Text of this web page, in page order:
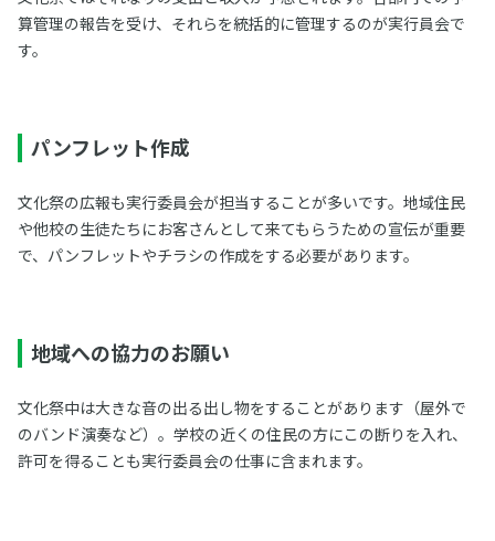
算管理の報告を受け、それらを統括的に管理するのが実行員会で
す。
パンフレット作成
文化祭の広報も実行委員会が担当することが多いです。地域住民
や他校の生徒たちにお客さんとして来てもらうための宣伝が重要
で、パンフレットやチラシの作成をする必要があります。
地域への協力のお願い
文化祭中は大きな音の出る出し物をすることがあります（屋外で
のバンド演奏など）。学校の近くの住民の方にこの断りを入れ、
許可を得ることも実行委員会の仕事に含まれます。